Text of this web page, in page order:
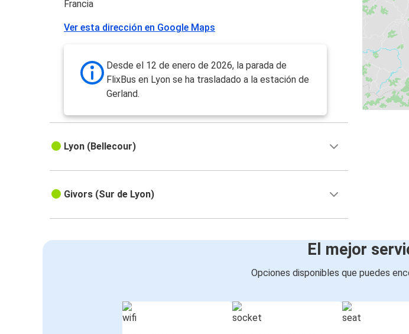
Francia
Ver esta dirección en Google Maps
Desde el 12 de enero de 2026, la parada de
FlixBus en Lyon se ha trasladado a la estación de
Gerland.
Lyon (Bellecour)
Givors (Sur de Lyon)
El mejor
Opciones disponibles que puedes